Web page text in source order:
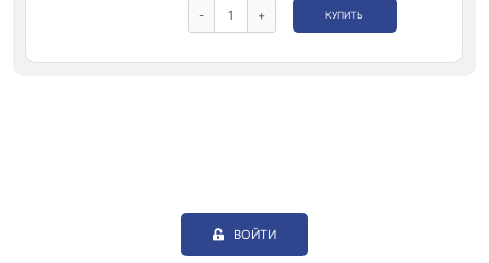
- + КУПИТЬ
ВОЙТИ